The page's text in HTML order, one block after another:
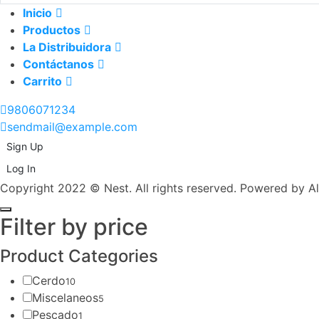
Inicio
Productos
La Distribuidora
Contáctanos
Carrito
9806071234
sendmail@example.com
Sign Up
Log In
Copyright 2022 © Nest. All rights reserved. Powered by
Filter by price
Product Categories
Cerdo10
Miscelaneos5
Pescado1